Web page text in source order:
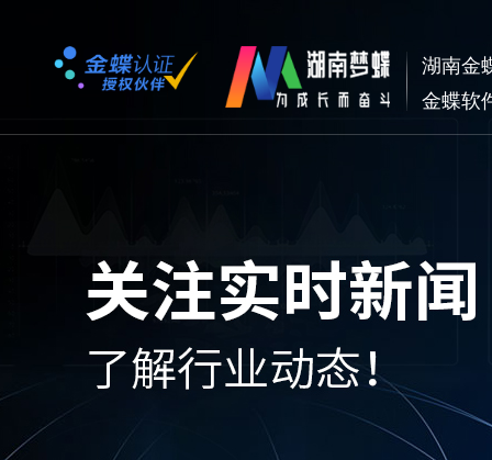
湖南金
金蝶软